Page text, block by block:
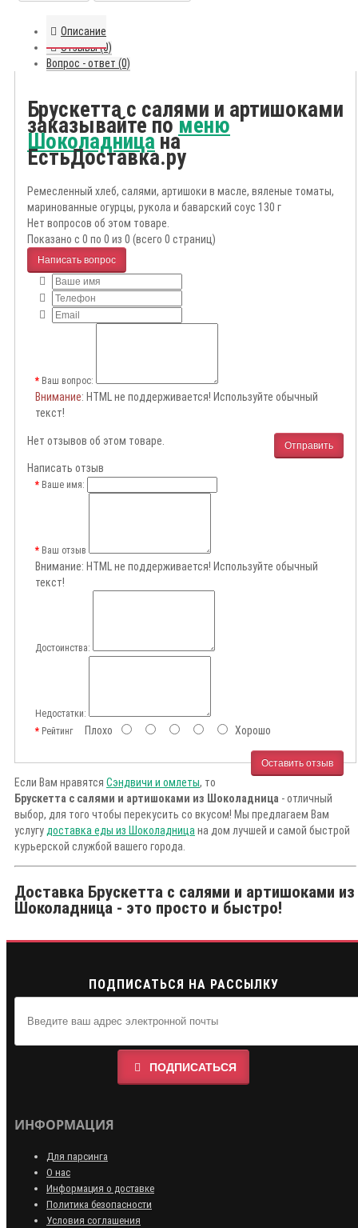
Описание
Отзывы (0)
Вопрос - ответ (0)
Брускетта с салями и артишоками
заказывайте поменю
Шоколадницана
ЕстьДоставка.ру
Ремесленный хлеб, салями, артишоки в масле, вяленые томаты,
маринованные огурцы, рукола и баварский соус 130 г
Нет вопросов об этом товаре.
Показано с 0 по 0 из 0 (всего 0 страниц)
Написать вопрос
Ваш вопрос:
Внимание: HTML не поддерживается! Используйте обычный
текст!
Отправить
Нет отзывов об этом товаре.
Написать отзыв
Ваше имя:
Ваш отзыв
Внимание: HTML не поддерживается! Используйте обычный
текст!
Достоинства:
Недостатки:
РейтингПлохо Хорошо
Оставить отзыв
Если Вам нравятся Сэндвичи и омлеты, то
Брускетта с салями и артишоками из Шоколадница - отличный
выбор, для того чтобы перекусить со вкусом! Мы предлагаем Вам
услугу доставка еды из Шоколадница на дом лучшей и самой быстрой
курьерской службой вашего города.
Доставка Брускетта с салями и артишоками из
Шоколадница - это просто и быстро!
ПОДПИСАТЬСЯ НА РАССЫЛКУ
ПОДПИСАТЬСЯ
ИНФОРМАЦИЯ
Для парсинга
О нас
Информация о доставке
Политика безопасности
Условия соглашения